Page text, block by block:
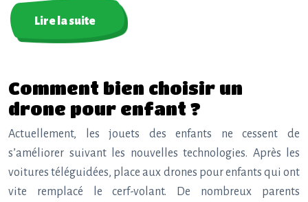
Lire la suite
Comment bien choisir un
drone pour enfant ?
Actuellement, les jouets des enfants ne cessent de
s’améliorer suivant les nouvelles technologies. Après les
voitures téléguidées, place aux drones pour enfants qui ont
vite remplacé le cerf-volant. De nombreux parents